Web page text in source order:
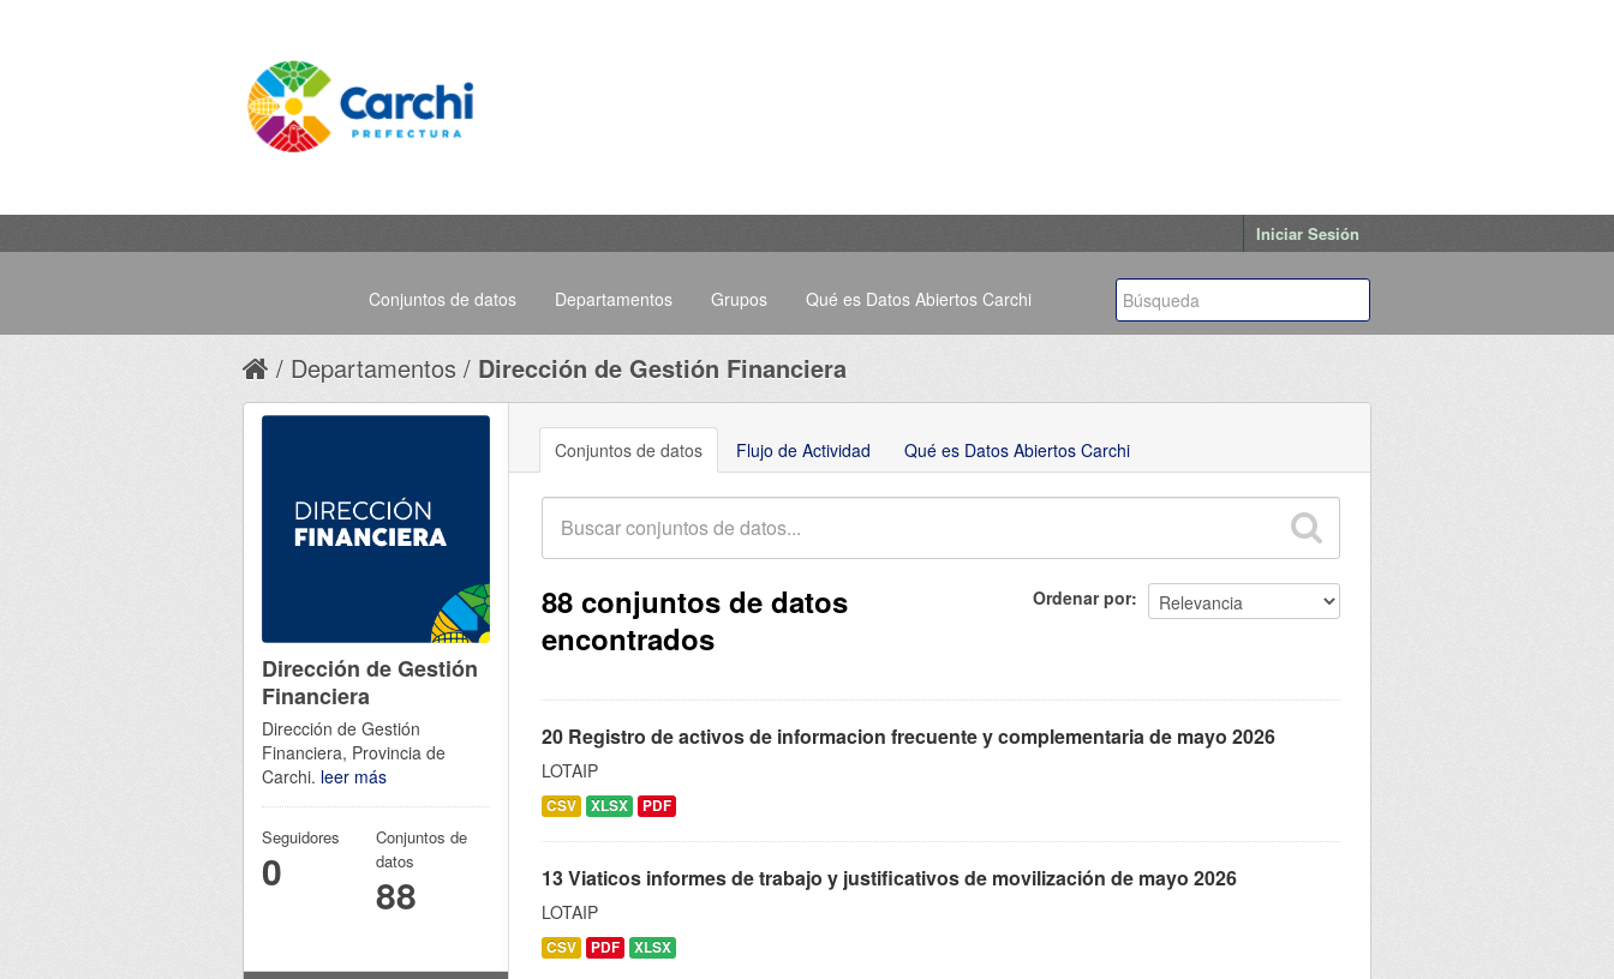
Iniciar Sesión
Conjuntos de datos Departamentos Grupos Qué es Datos Abiertos Carchi
Departamentos Dirección de Gestión Financiera
Conjuntos de datos Flujo de Actividad Qué es Datos Abiertos Carchi
Ordenar por
88 conjuntos de datos
encontrados
20 Registro de activos de informacion frecuente y complementaria de mayo 2026
LOTAIP
CSV XLSX PDF
13 Viaticos informes de trabajo y justificativos de movilización de mayo 2026
LOTAIP
CSV PDF XLSX
Dirección de Gestión
Financiera
Dirección de Gestión
Financiera, Provincia de
Carchi. leer más
Seguidores
0
Conjuntos de
datos
88